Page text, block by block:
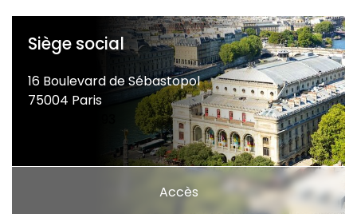
Siège social
16 Boulevard de Sébastopol
75004 Paris
Accès